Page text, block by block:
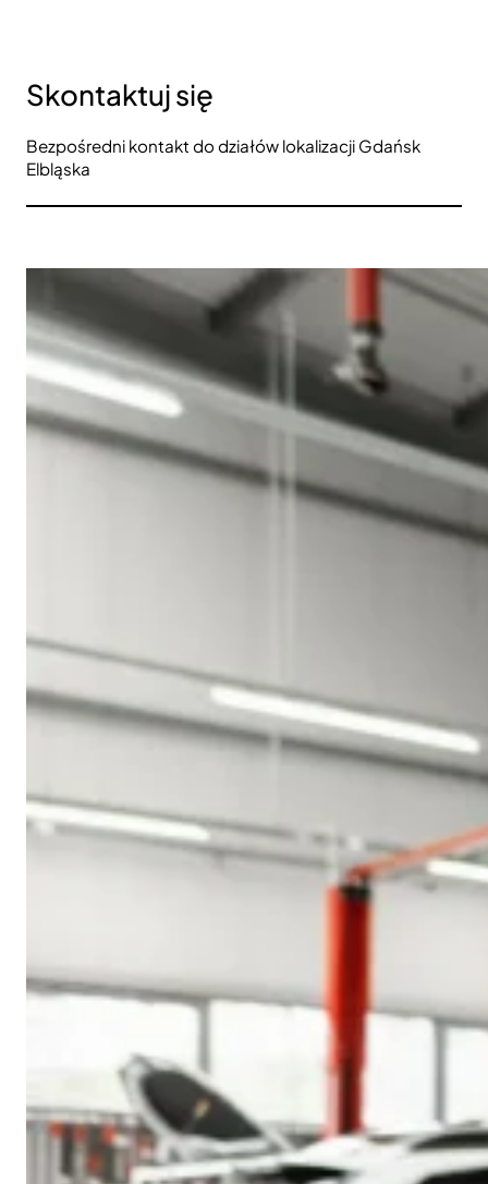
Skontaktuj się
Bezpośredni kontakt do działów lokalizacji Gdańsk
Elbląska